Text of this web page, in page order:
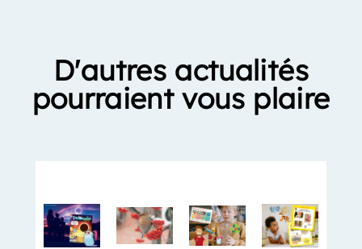
D'autres actualités
pourraient vous plaire